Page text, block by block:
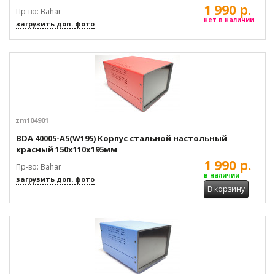
Пр-во: Bahar
загрузить доп. фото
1 990 р.
нет в наличии
zm104901
BDA 40005-A5(W195) Корпус стальной настольный
красный 150x110x195мм
Пр-во: Bahar
загрузить доп. фото
1 990 р.
в наличии
В корзину